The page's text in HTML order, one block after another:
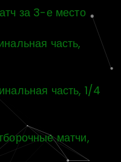
за 3-е место
часть,
часть, 1/4
матчи,